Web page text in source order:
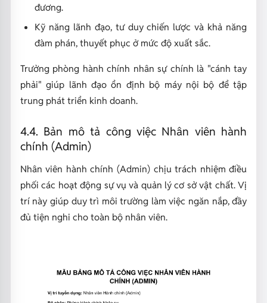
đương.
Kỹ năng lãnh đạo, tư duy chiến lược và khả năng
đàm phán, thuyết phục ở mức độ xuất sắc.
Trưởng phòng hành chính nhân sự chính là "cánh tay
phải" giúp lãnh đạo ổn định bộ máy nội bộ để tập
trung phát triển kinh doanh.
4.4. Bản mô tả công việc Nhân viên hành
chính (Admin)
Nhân viên hành chính (Admin) chịu trách nhiệm điều
phối các hoạt động sự vụ và quản lý cơ sở vật chất. Vị
trí này giúp duy trì môi trường làm việc ngăn nắp, đầy
đủ tiện nghi cho toàn bộ nhân viên.